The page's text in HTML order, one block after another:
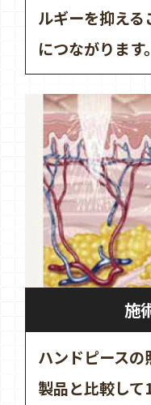
ルギーを抑え
につながります。
施
ハンドピース
製品と比較し